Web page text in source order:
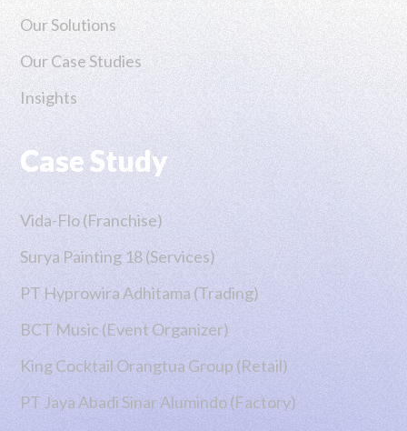
Our Solutions
Our Case Studies
Insights
Case Study
Vida-Flo (Franchise)
Surya Painting 18 (Services)
PT Hyprowira Adhitama (Trading)
BCT Music (Event Organizer)
King Cocktail Orangtua Group (Retail)
PT Jaya Abadi Sinar Alumindo (Factory)